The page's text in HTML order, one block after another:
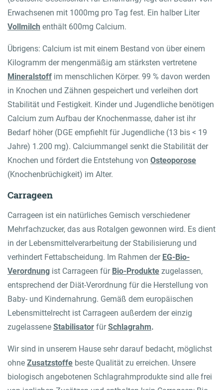
Erwachsenen mit 1000mg pro Tag fest. Ein halber Liter
Vollmilch enthält 600mg Calcium.
Übrigens: Calcium ist mit einem Bestand von über einem
Kilogramm der mengenmäßig am stärksten vertretene
Mineralstoff im menschlichen Körper. 99 % davon werden
in Knochen und Zähnen gespeichert und verleihen dort
Stabilität und Festigkeit. Kinder und Jugendliche benötigen
Calcium zum Aufbau der Knochenmasse, daher ist ihr
Bedarf höher (DGE empfiehlt für Jugendliche (13 bis < 19
Jahre) 1.200 mg). Calciummangel senkt die Stabilität der
Knochen und fördert die Entstehung von Osteoporose
(Knochenbrüchigkeit) im Alter.
Carrageen
Carrageen ist ein natürliches Gemisch verschiedener
Mehrfachzucker, das aus Rotalgen gewonnen wird. Es dient
in der Lebensmittelverarbeitung der Stabilisierung und
verhindert Fettabscheidung. Im Rahmen der EG-Bio-
Verordnung ist Carrageen für Bio-Produkte zugelassen,
entsprechend der Diät-Verordnung für die Herstellung von
Baby- und Kindernahrung. Gemäß dem europäischen
Lebensmittelrecht ist Carrageen außerdem der einzig
zugelassene Stabilisator fürSchlagrahm.
Wir sind in unserem Hause sehr darauf bedacht, möglichst
ohne Zusatzstoffe beste Qualität zu erreichen. Unsere
biologisch angebotenen Schlagrahmprodukte sind alle frei